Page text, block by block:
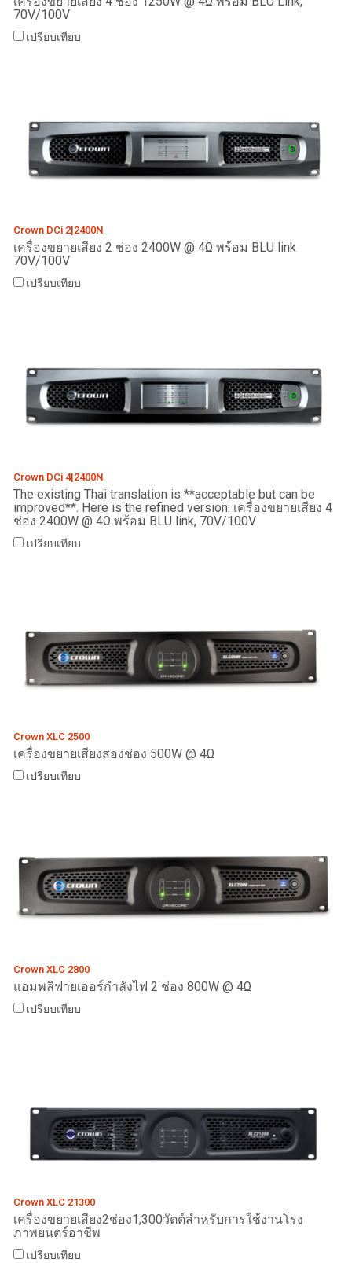
70V/100V
เปรียบเทียบ
Crown DCi 2|2400N
เครื่องขยายเสียง 2 ช่อง 2400W @ 4Ω พร้อม BLU link
70V/100V
เปรียบเทียบ
Crown DCi 4|2400N
The existing Thai translation is **acceptable but can be
improved**. Here is the refined version: เครื่องขยายเสียง 4
ช่อง 2400W @ 4Ω พร้อม BLU link, 70V/100V
เปรียบเทียบ
Crown XLC 2500
เครื่องขยายเสียงสองช่อง 500W @ 4Ω
เปรียบเทียบ
Crown XLC 2800
แอมพลิฟายเออร์กำลังไฟ 2 ช่อง 800W @ 4Ω
เปรียบเทียบ
Crown XLC 21300
เครื่องขยายเสียง2ช่อง1,300วัตต์สำหรับการใช้งานโรง
ภาพยนตร์อาชีพ
เปรียบเทียบ